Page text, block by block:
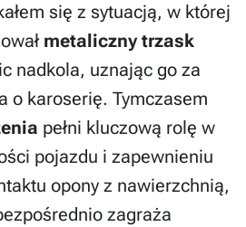
się z sytuacją, w której
metaliczny trzask
nadkola, uznając go za
o karoserię. Tymczasem
pełni kluczową rolę w
pojazdu i zapewnieniu
opony z nawierzchnią,
zagraża